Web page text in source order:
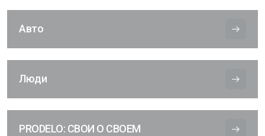
Авто
Люди
PRODELO: СВОИ О СВОЕМ